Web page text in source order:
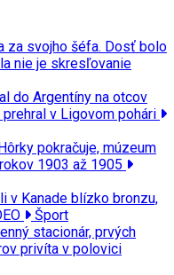
za svojho šéfa. Dosť bolo
nie je skresľovanie
do Argentíny na otcov
v Ligovom pohári
pokračuje, múzeum
1903 až 1905
v Kanade blízko bronzu,
Šport
stacionár, prvých
privíta v polovici